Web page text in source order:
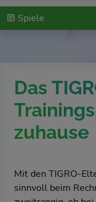
Spiele
Das
zuhause
Mit den TIGRO-
sinnvoll beim